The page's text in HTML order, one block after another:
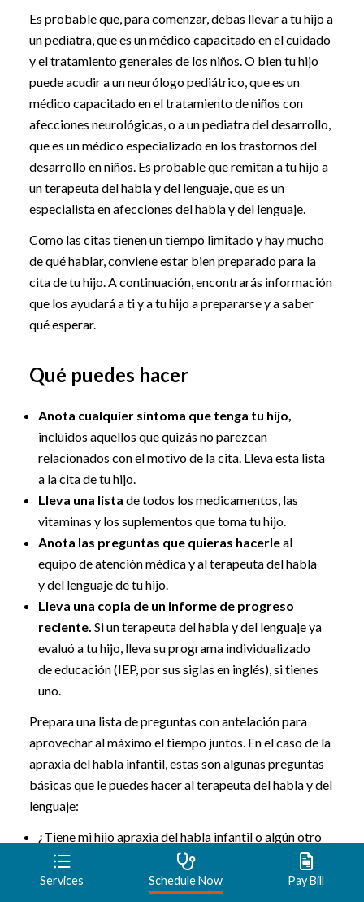
Es probable que, para comenzar, debas llevar a tu hijo a
un pediatra, que es un médico capacitado en el cuidado
y el tratamiento generales de los niños. O bien tu hijo
puede acudir a un neurólogo pediátrico, que es un
médico capacitado en el tratamiento de niños con
afecciones neurológicas, o a un pediatra del desarrollo,
que es un médico especializado en los trastornos del
desarrollo en niños. Es probable que remitan a tu hijo a
un terapeuta del habla y del lenguaje, que es un
especialista en afecciones del habla y del lenguaje.
Como las citas tienen un tiempo limitado y hay mucho
de qué hablar, conviene estar bien preparado para la
cita de tu hijo. A continuación, encontrarás información
que los ayudará a ti y a tu hijo a prepararse y a saber
qué esperar.
Qué puedes hacer
Anota cualquier síntoma que tenga tu hijo,
incluidos aquellos que quizás no parezcan
relacionados con el motivo de la cita. Lleva esta lista
a la cita de tu hijo.
Lleva una lista de todos los medicamentos, las
vitaminas y los suplementos que toma tu hijo.
Anota las preguntas que quieras hacerleal
equipo de atención médica y al terapeuta del habla
y del lenguaje de tu hijo.
Lleva una copia de un informe de progreso
reciente. Si un terapeuta del habla y del lenguaje ya
evaluó a tu hijo, lleva su programa individualizado
de educación (IEP, por sus siglas en inglés), si tienes
uno.
Prepara una lista de preguntas con antelación para
aprovechar al máximo el tiempo juntos. En el caso de la
apraxia del habla infantil, estas son algunas preguntas
básicas que le puedes hacer al terapeuta del habla y del
lenguaje:
¿Tiene mi hijo apraxia del habla infantil o algún otro
trastorno del habla o del lenguaje?
¿En qué se diferencia la apraxia del habla infantil de
Services Schedule Now Pay Bill